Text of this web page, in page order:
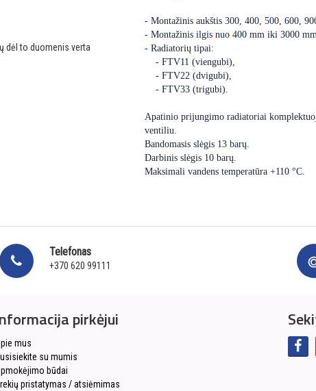
dėl to duomenis verta
- Montažinis aukštis 300, 400, 500, 600,
- Montažinis ilgis nuo 400 mm iki 3000
- Radiatorių tipai:
- FTV11 (viengubi),
- FTV22 (dvigubi),
- FTV33 (trigubi).
Apatinio prijungimo radiatoriai
ventiliu.
Bandomasis slėgis 13 barų.
Darbinis slėgis 10 barų.
Maksimali vandens temperatūra +110 °C.
Telefonas
+370 620 99111
pirkėjui
mus
su mumis
būdai
pristatymas / atsiėmimas